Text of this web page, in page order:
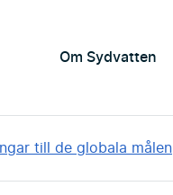
Om Sydvatten
till de globala målen